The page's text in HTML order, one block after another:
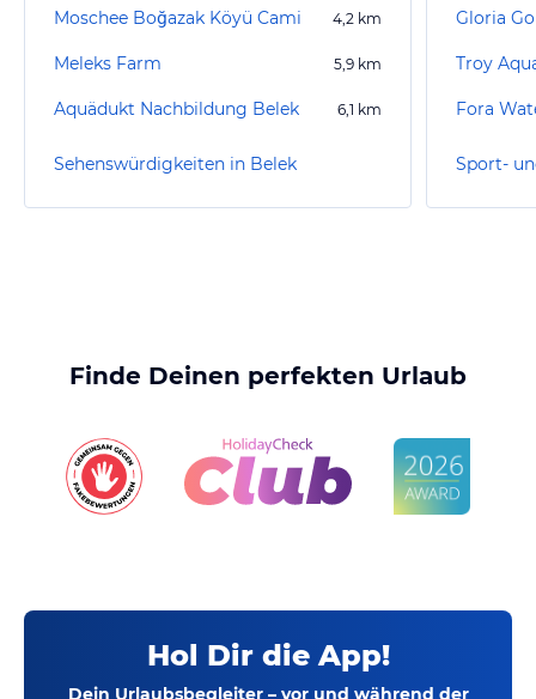
Moschee Boğazak Köyü Cami 4,2 km
Meleks Farm 5,9 km
Aquädukt Nachbildung Belek 6,1 km
Sehenswürdigkeiten in Belek
Gloria
Troy
Fora
Sport-
Finde Deinen perfekten Urlaub
Hol Dir die App!
Dein Urlaubsbegleiter – vor und während der